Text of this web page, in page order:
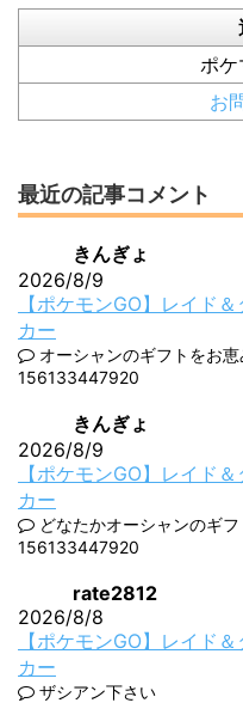
ポケ
お
最近の記事コメント
きんぎょ
2026/8/9
【ポケモンGO】レイド
カー
オーシャンのギフトをお
156133447920
きんぎょ
2026/8/9
【ポケモンGO】レイド
カー
どなたかオーシャンのギ
156133447920
rate2812
2026/8/8
【ポケモンGO】レイド
カー
ザシアン下さい